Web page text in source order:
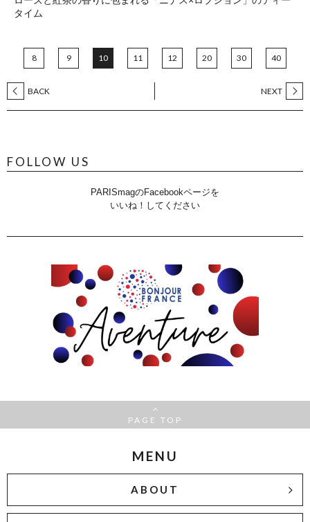
タイム
BACK
8 9 10 11 12 20 30 40
NEXT
FOLLOW US
PARISmagのFacebookページを
いいね！してください
PAGE TOP
MENU
ABOUT